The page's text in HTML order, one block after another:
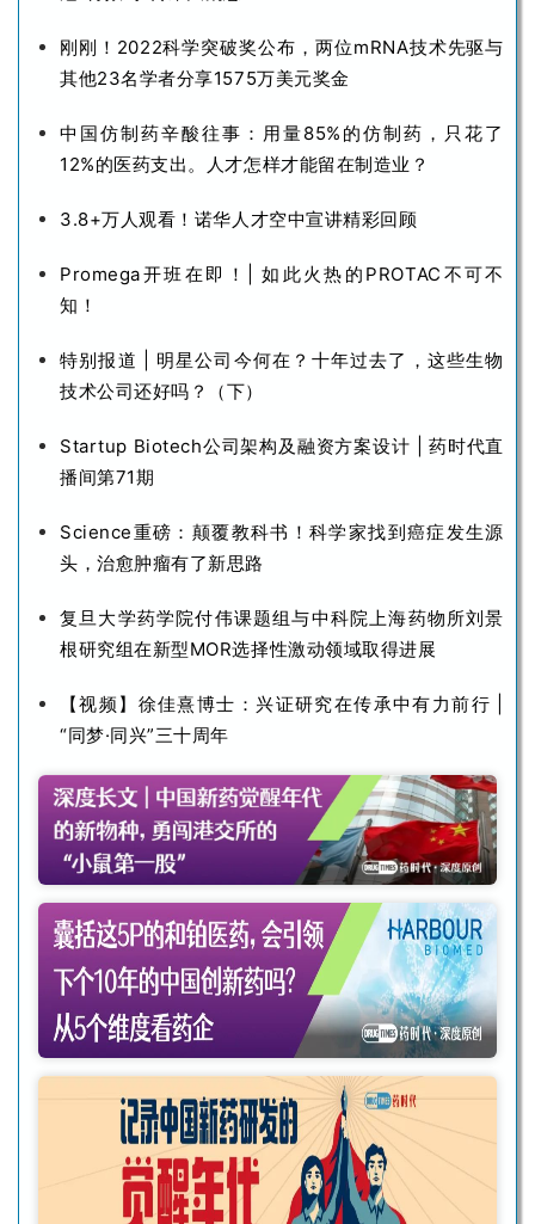
刚刚！2022科学突破奖公布，两位mRNA技术先驱与
其他23名学者分享1575万美元奖金
中国仿制药辛酸往事：用量85%的仿制药，只花了
12%的医药支出。人才怎样才能留在制造业？
3.8+万人观看！诺华人才空中宣讲精彩回顾
Promega开班在即！| 如此火热的PROTAC不可不
知！
特别报道 | 明星公司今何在？十年过去了，这些生物
技术公司还好吗？（下）
Startup Biotech公司架构及融资方案设计 | 药时代直
播间第71期
Science重磅：颠覆教科书！科学家找到癌症发生源
头，治愈肿瘤有了新思路
复旦大学药学院付伟课题组与中科院上海药物所刘景
根研究组在新型MOR选择性激动领域取得进展
【视频】徐佳熹博士：兴证研究在传承中有力前行 |
“同梦·同兴”三十周年